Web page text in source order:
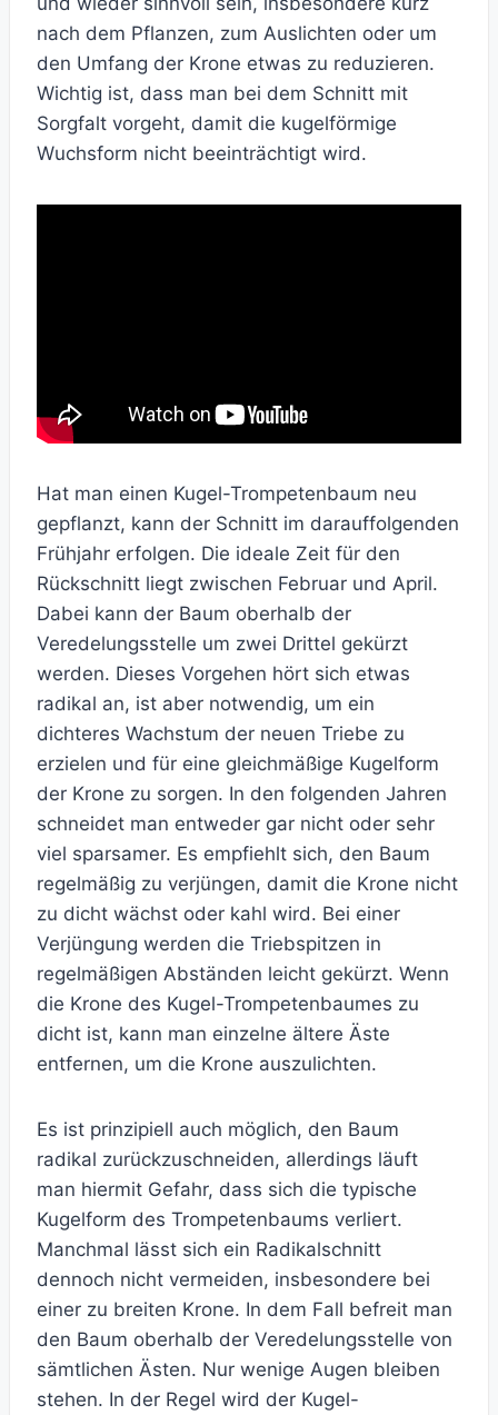
nach dem Pflanzen, zum Auslichten oder um
den Umfang der Krone etwas zu reduzieren.
Wichtig ist, dass man bei dem Schnitt mit
Sorgfalt vorgeht, damit die kugelförmige
Wuchsform nicht beeinträchtigt wird.
Hat man einen Kugel-Trompetenbaum neu
gepflanzt, kann der Schnitt im darauffolgenden
Frühjahr erfolgen. Die ideale Zeit für den
Rückschnitt liegt zwischen Februar und April.
Dabei kann der Baum oberhalb der
Veredelungsstelle um zwei Drittel gekürzt
werden. Dieses Vorgehen hört sich etwas
radikal an, ist aber notwendig, um ein
dichteres Wachstum der neuen Triebe zu
erzielen und für eine gleichmäßige Kugelform
der Krone zu sorgen. In den folgenden Jahren
schneidet man entweder gar nicht oder sehr
viel sparsamer. Es empfiehlt sich, den Baum
regelmäßig zu verjüngen, damit die Krone nicht
zu dicht wächst oder kahl wird. Bei einer
Verjüngung werden die Triebspitzen in
regelmäßigen Abständen leicht gekürzt. Wenn
die Krone des Kugel-Trompetenbaumes zu
dicht ist, kann man einzelne ältere Äste
entfernen, um die Krone auszulichten.
Es ist prinzipiell auch möglich, den Baum
radikal zurückzuschneiden, allerdings läuft
man hiermit Gefahr, dass sich die typische
Kugelform des Trompetenbaums verliert.
Manchmal lässt sich ein Radikalschnitt
dennoch nicht vermeiden, insbesondere bei
einer zu breiten Krone. In dem Fall befreit man
den Baum oberhalb der Veredelungsstelle von
sämtlichen Ästen. Nur wenige Augen bleiben
stehen. In der Regel wird der Kugel-